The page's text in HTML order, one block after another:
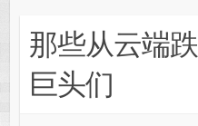
那些从云端
巨头们